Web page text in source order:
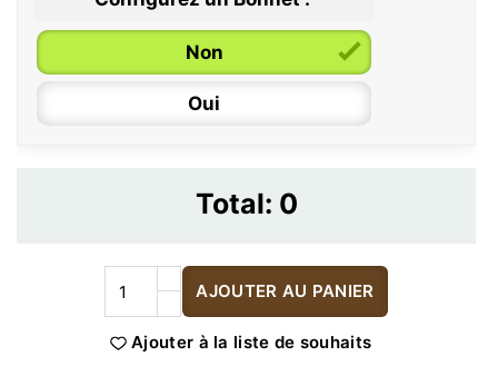
Non
Oui
Total: 0
AJOUTER AU PANIER
Ajouter à la liste de souhaits